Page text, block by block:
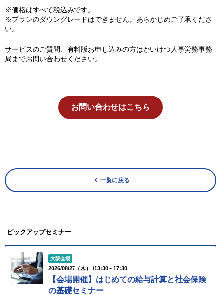
※価格はすべて税込みです。
※プランのダウングレードはできません。あらかじめご了承くださ
い。
サービスのご質問、有料版お申し込みの方はかいけつ人事労務事務
局までお問い合わせください。
お問い合わせはこちら
一覧に戻る
ピックアップセミナー
大阪会場
2026/08/27（木） /13:30～17:30
【会場開催】はじめての給与計算と社会保険
の基礎セミナー